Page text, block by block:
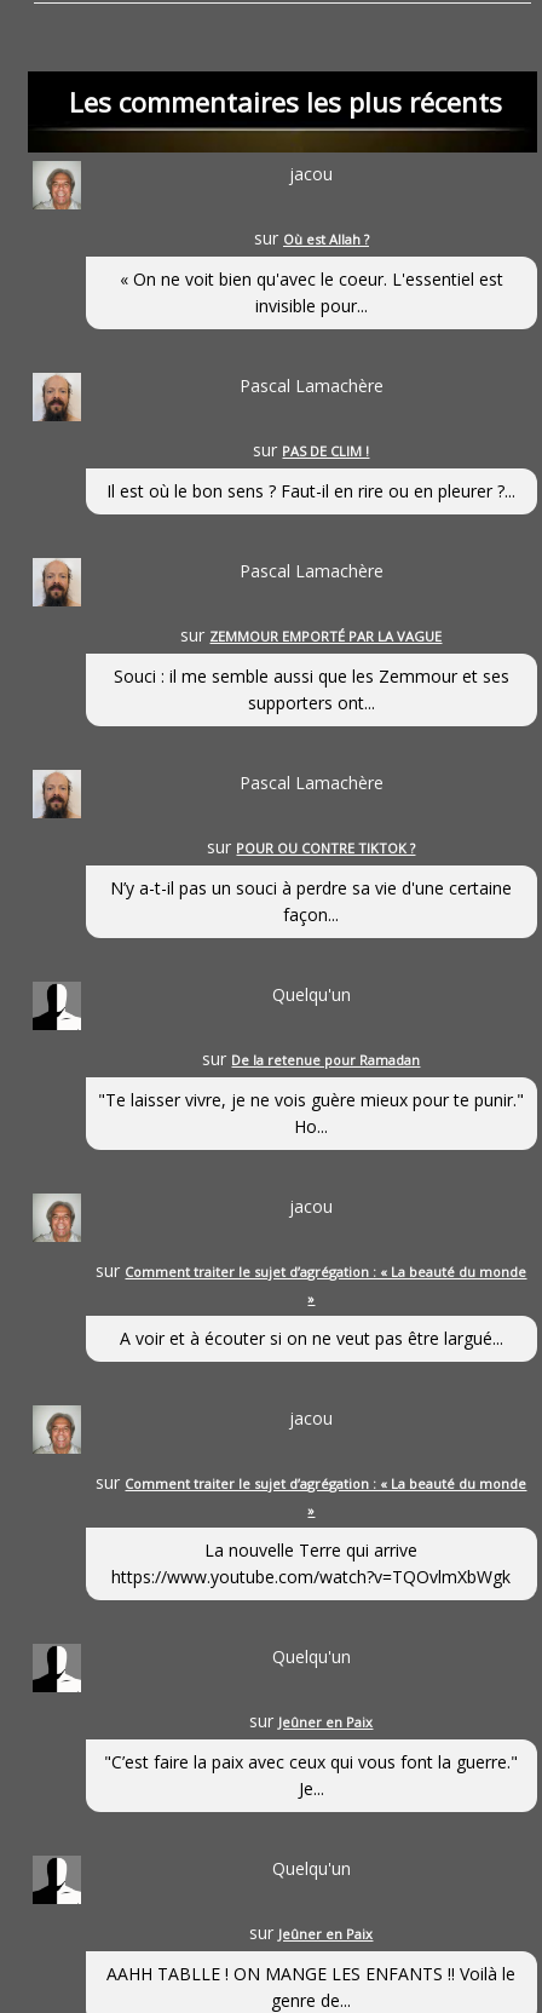
Les commentaires les plus récents
jacou
sur Où est Allah ?
« On ne voit bien qu'avec le coeur. L'essentiel est
invisible pour...
Pascal Lamachère
sur PAS DE CLIM !
Il est où le bon sens ? Faut-il en rire ou en pleurer ?...
Pascal Lamachère
sur ZEMMOUR EMPORTÉ PAR LA VAGUE
Souci : il me semble aussi que les Zemmour et ses
supporters ont...
Pascal Lamachère
sur POUR OU CONTRE TIKTOK ?
N’y a-t-il pas un souci à perdre sa vie d'une certaine
façon...
Quelqu'un
sur De la retenue pour Ramadan
"Te laisser vivre, je ne vois guère mieux pour te punir."
Ho...
jacou
sur Comment traiter le sujet d’agrégation : « La beauté du monde
»
A voir et à écouter si on ne veut pas être largué...
jacou
sur Comment traiter le sujet d’agrégation : « La beauté du monde
»
La nouvelle Terre qui arrive
https://www.youtube.com/watch?v=TQOvlmXbWgk
Quelqu'un
sur Jeûner en Paix
"C’est faire la paix avec ceux qui vous font la guerre."
Je...
Quelqu'un
sur Jeûner en Paix
AAHH TABLLE ! ON MANGE LES ENFANTS !! Voilà le
genre de...